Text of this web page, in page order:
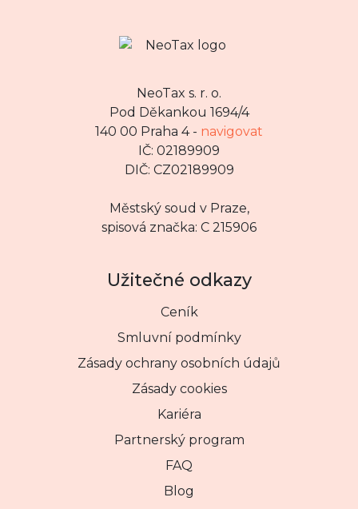
NeoTax s. r. o.
Pod Děkankou 1694/4
140 00 Praha 4 - navigovat
IČ: 02189909
DIČ: CZ02189909
Městský soud v Praze,
spisová značka: C 215906
Užitečné odkazy
Ceník
Smluvní podmínky
Zásady ochrany osobních údajů
Zásady cookies
Kariéra
Partnerský program
FAQ
Blog